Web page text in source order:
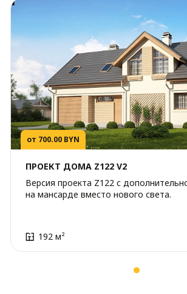
от 700.00 BYN
ПРОЕКТ ДОМА Z122 V2
Версия проекта Z122 c
на мансарде вместо нового света.
192 м²